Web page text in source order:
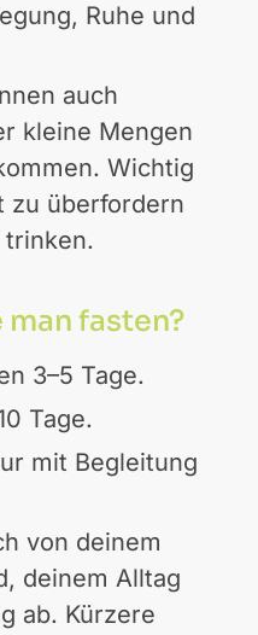
Ruhe und
auch
kleine Mengen
Wichtig
zu überfordern
fasten?
3–5 Tage.
Tage.
mit Begleitung
von deinem
deinem Alltag
ab. Kürzere